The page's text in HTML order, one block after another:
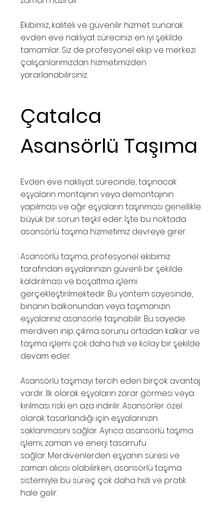
Ekibimiz, kaliteli ve güvenilir hizmet sunarak
evden eve nakliyat sürecinizi en iyi şekilde
tamamlar. Siz de profesyonel ekip ve merkezi
çalışanlarımızdan hizmetimizden
yararlanabilirsiniz.
Çatalca
Asansörlü Taşıma
Evden eve nakliyat sürecinde, taşınacak
eşyaların montajının veya demontajının
yapılması ve ağır eşyaların taşınması genellikle
büyük bir sorun teşkil eder. İşte bu noktada
asansörlü taşıma hizmetimiz devreye girer.
Asansörlü taşıma, profesyonel ekibimiz
tarafından eşyalarınızın güvenli bir şekilde
kaldırılması ve boşaltma işlemi
gerçekleştirilmektedir. Bu yöntem sayesinde,
binanın balkonundan veya taşımanızın
eşyalarınız asansörle taşınabilir. Bu sayede
merdiven inip çıkma sorunu ortadan kalkar ve
taşıma işlemi çok daha hızlı ve kolay bir şekilde
devam eder.
Asansörlü taşımayı tercih eden birçok avantaj
vardır. İlk olarak eşyaların zarar görmesi veya
kırılması riski en aza indirilir. Asansörler özel
olarak tasarlandığı için eşyalarınızın
saklanmasını sağlar. Ayrıca asansörlü taşıma
işlemi, zaman ve enerji tasarrufu
sağlar. Merdivenlerden eşyanın süresi ve
zaman alıcısı olabilirken, asansörlü taşıma
sistemiyle bu süreç çok daha hızlı ve pratik
hale gelir.